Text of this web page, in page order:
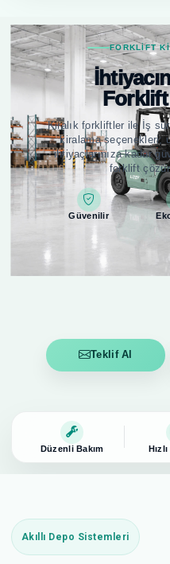
FORKLIFT
Kiralık forkliftler ile İş
kiralama seçenekleri;
ihtiyaçlarınıza kadar
forklift
Güvenilir
Teklif Al
Düzenli Bakım
Akıllı Depo Sistemleri